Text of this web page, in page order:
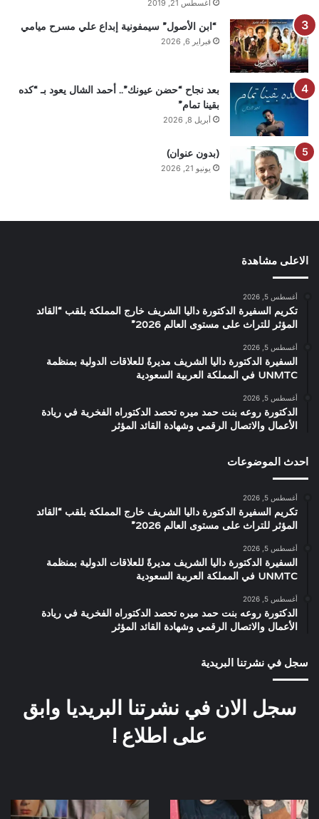
أغسطس 21, 2019
“ابن الأصول” سيمفونية إبداع علي مسرح ميامي
فبراير 6, 2026
بعد نجاح “حضن عيونك”.. أحمد الشال يعود بـ “كده
بقينا تمام”
أبريل 8, 2026
(بدون عنوان)
يونيو 21, 2026
الاعلى مشاهدة
أغسطس 5, 2026
تكريم السفيرة الدكتورة داليا الشريف خارج المملكة بلقب “القائد
المؤثر للتراث على مستوى العالم 2026”
أغسطس 5, 2026
السفيرة الدكتورة داليا الشريف مديرةً للعلاقات الدولية بمنظمة
UNMTC في المملكة العربية السعودية
أغسطس 5, 2026
الدكتورة روعه بنت حمد ميره تحصد الدكتوراه الفخرية في ريادة
الأعمال والاتصال الرقمي وشهادة القائد المؤثر
احدث الموضوعات
أغسطس 5, 2026
تكريم السفيرة الدكتورة داليا الشريف خارج المملكة بلقب “القائد
المؤثر للتراث على مستوى العالم 2026”
أغسطس 5, 2026
السفيرة الدكتورة داليا الشريف مديرةً للعلاقات الدولية بمنظمة
UNMTC في المملكة العربية السعودية
أغسطس 5, 2026
الدكتورة روعه بنت حمد ميره تحصد الدكتوراه الفخرية في ريادة
الأعمال والاتصال الرقمي وشهادة القائد المؤثر
سجل في نشرتنا البريدية
سجل الان في نشرتنا البريديا وابق
على اطلاع !
كواليس
اخر